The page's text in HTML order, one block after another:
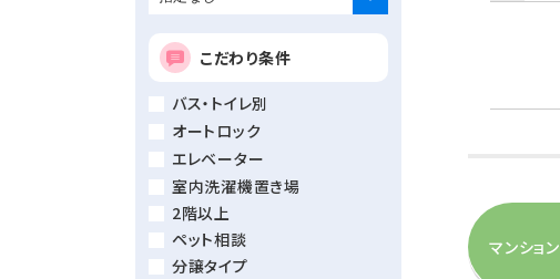
こだわり条件
バス・トイレ別
オートロック
エレベーター
室内洗濯機置き場
2階以上
ペット相談
分譲タイプ
マンション